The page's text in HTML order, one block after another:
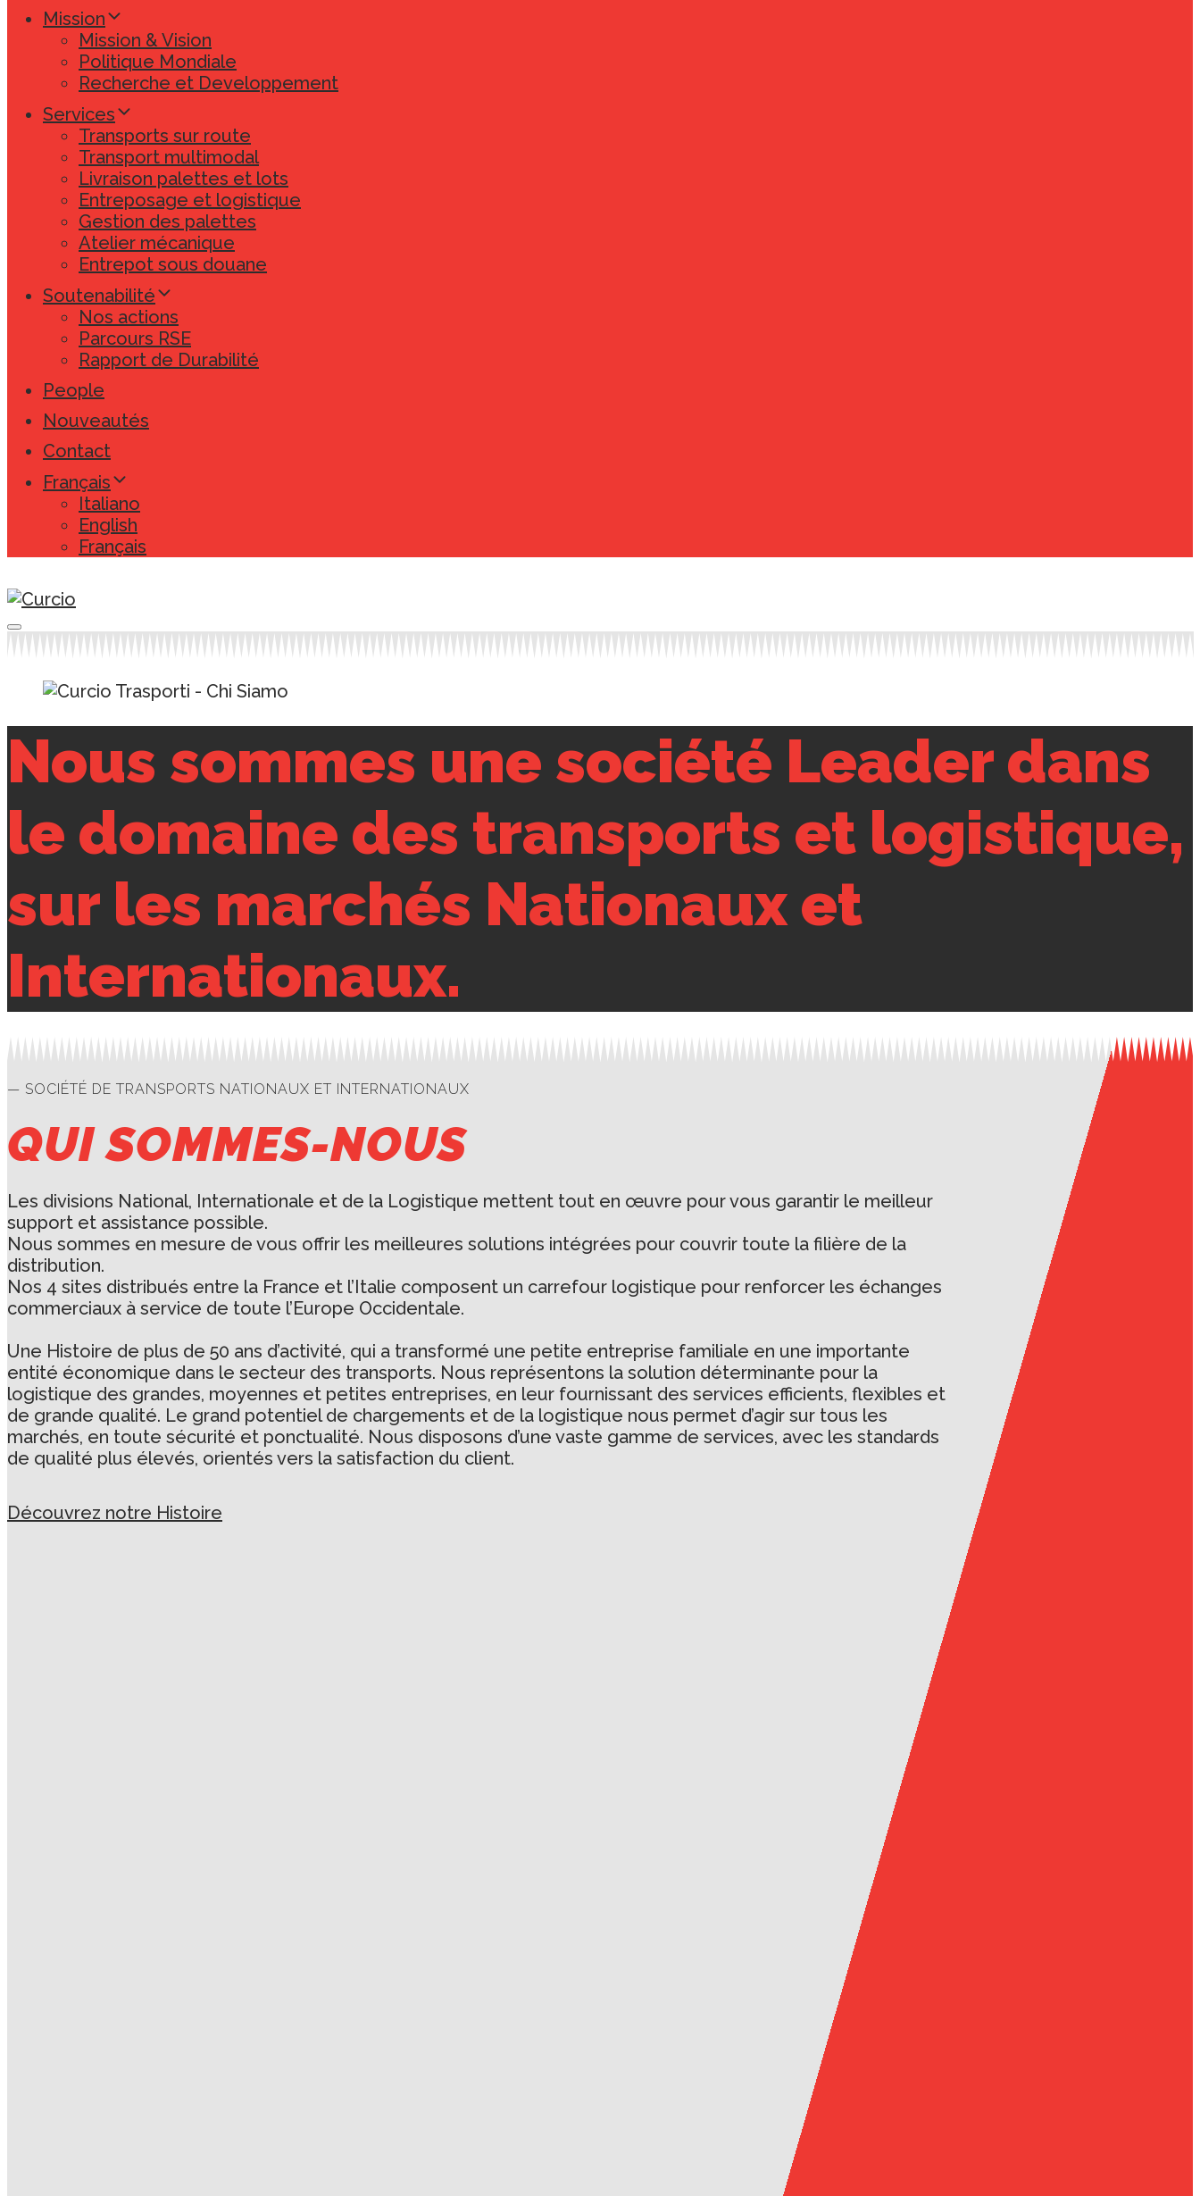
Mission
Mission & Vision
Politique Mondiale
Recherche et Developpement
Services
Transports sur route
Transport multimodal
Livraison palettes et lots
Entreposage et logistique
Gestion des palettes
Atelier mécanique
Entrepot sous douane
Soutenabilité
Nos actions
Parcours RSE
Rapport de Durabilité
People
Nouveautés
Contact
Français
Italiano
English
Français
Nous sommes une société Leader dans
le domaine des transports et logistique,
sur les marchés Nationaux et
Internationaux.
— SOCIÉTÉ DE TRANSPORTS NATIONAUX ET INTERNATIONAUX
QUI SOMMES-NOUS
Les divisions National, Internationale et de la Logistique mettent tout en œuvre pour vous garantir le meilleur
support et assistance possible.
Nous sommes en mesure de vous offrir les meilleures solutions intégrées pour couvrir toute la filière de la
distribution.
Nos 4 sites distribués entre la France et l’Italie composent un carrefour logistique pour renforcer les échanges
commerciaux à service de toute l’Europe Occidentale.
Une Histoire de plus de 50 ans d’activité, qui a transformé une petite entreprise familiale en une importante
entité économique dans le secteur des transports. Nous représentons la solution déterminante pour la
logistique des grandes, moyennes et petites entreprises, en leur fournissant des services efficients, flexibles et
de grande qualité. Le grand potentiel de chargements et de la logistique nous permet d’agir sur tous les
marchés, en toute sécurité et ponctualité. Nous disposons d’une vaste gamme de services, avec les standards
de qualité plus élevés, orientés vers la satisfaction du client.
Découvrez notre Histoire